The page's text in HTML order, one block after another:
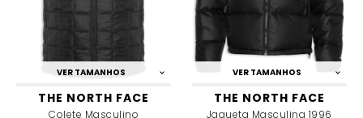
VER TAMANHOS
THE NORTH FACE
Colete Masculino
VER TAMANHOS
THE NORTH FACE
Jaqueta Masculina 1996